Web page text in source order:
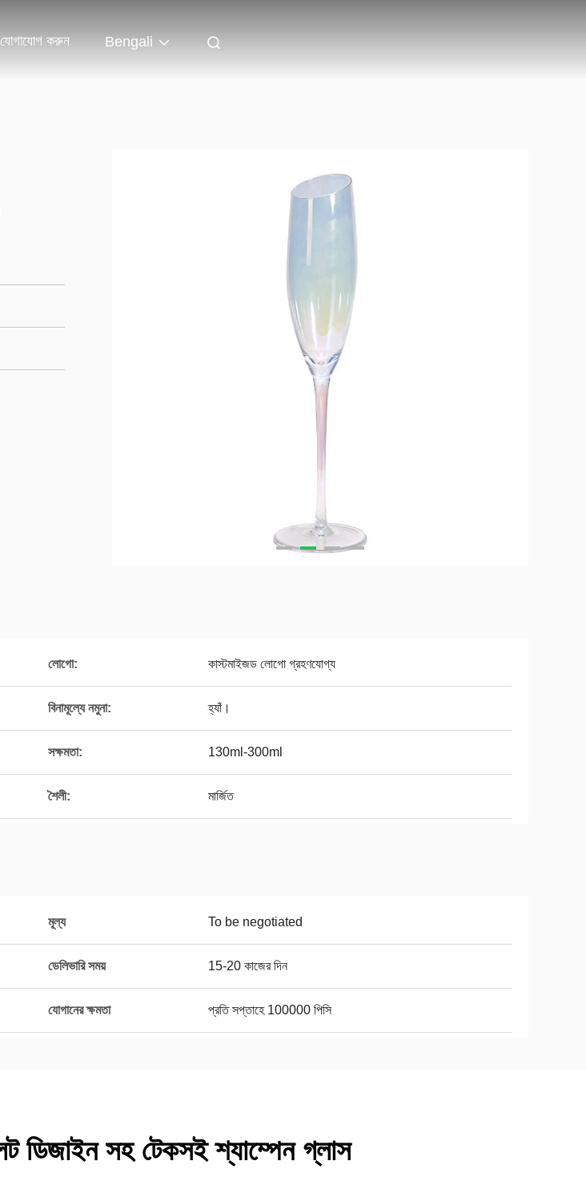
করুন Bengali
লোগো: কাস্টমাইজড লোগো গ্রহণযোগ্য
বিনামূল্যে নমুনা: হ্যাঁ।
সক্ষমতা: 130ml-300ml
শৈলী: মার্জিত
মূল্য To be negotiated
ডেলিভারি সময় 15-20 কাজের দিন
যোগানের ক্ষমতা প্রতি সপ্তাহে 100000 পিসি
ডিজাইন সহ টেকসই শ্যাম্পেন গ্লাস